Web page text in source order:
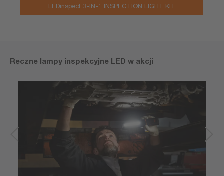
LEDinspect 3-IN-1 INSPECTION LIGHT KIT
Ręczne lampy inspekcyjne LED w akcji